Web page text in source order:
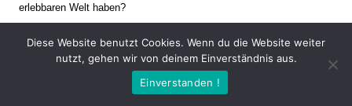
erlebbaren Welt haben?
Verharren und Dynamik stehen sich dabei gegenüber. Zeit steht still
oder verrinnt im Nu. Es soll dabei eine Spannung, auch farblich, bis
zur Schmerzgrenze erzeugt werden. Die Arbeiten stellen ambivalente
Diese Website benutzt Cookies. Wenn du die Website weiter
nutzt, gehen wir von deinem Einverständnis aus.
Einverstanden !